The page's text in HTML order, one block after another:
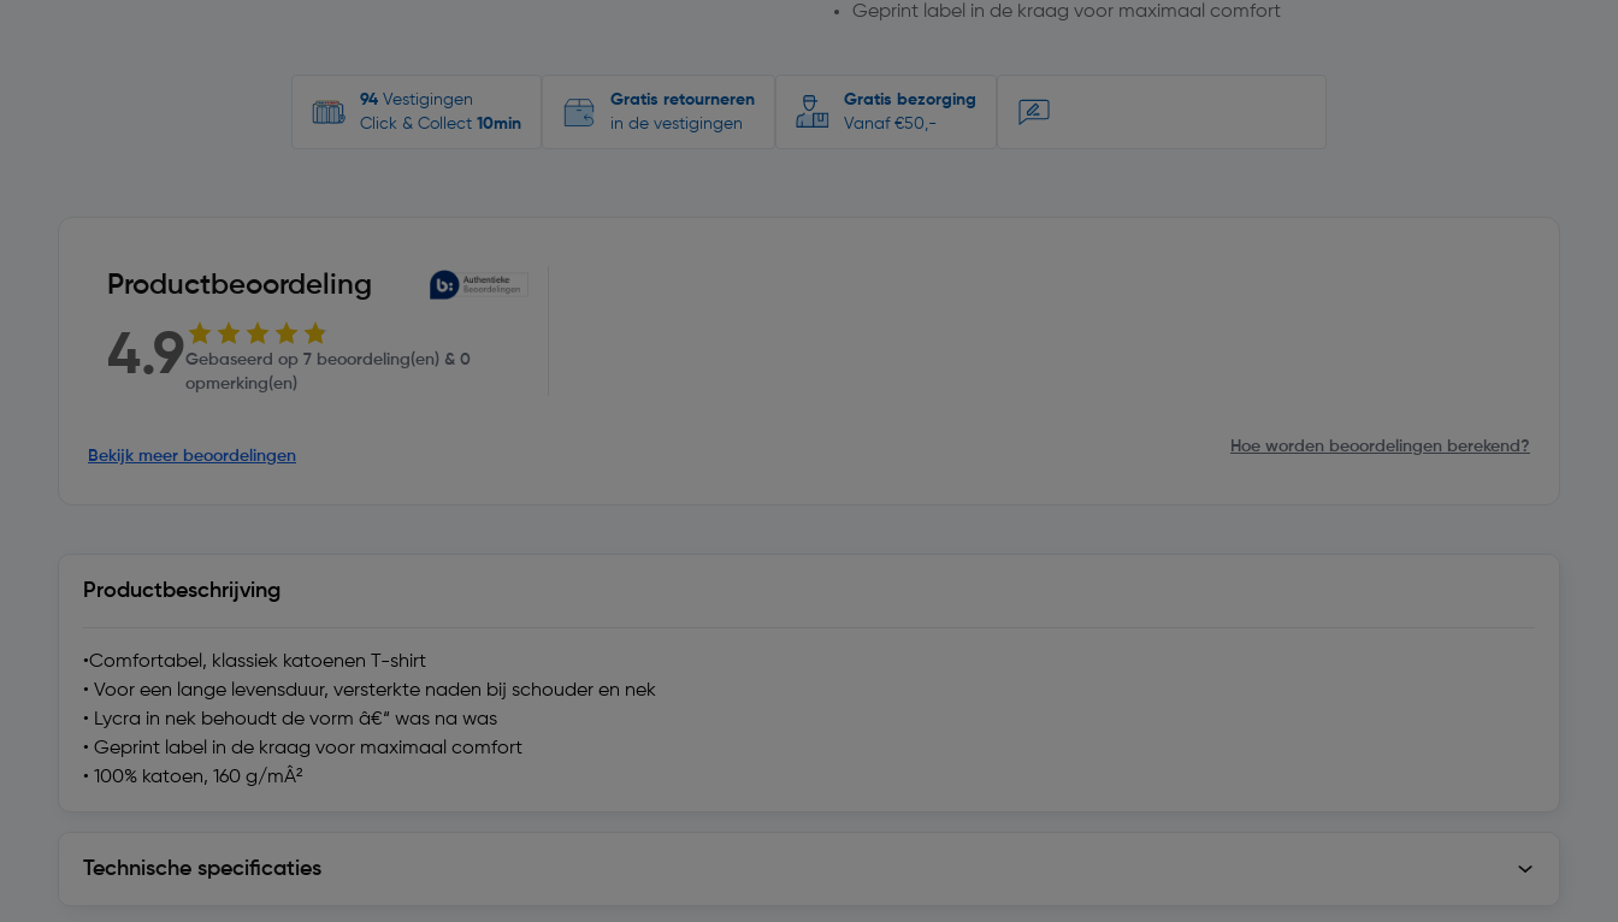
Geprint label in de kraag voor maximaal comfort
94 Vestigingen
Click & Collect 10min
Gratis retourneren
in de vestigingen
Gratis bezorging
Vanaf €50,-
Productbeoordeling
4.9Gebaseerd op 7 beoordeling(en) & 0
opmerking(en)
Bekijk meer beoordelingen
Hoe worden beoordelingen berekend?
Productbeschrijving
•Comfortabel, klassiek katoenen T-shirt
• Voor een lange levensduur, versterkte naden bij schouder en nek
• Lycra in nek behoudt de vorm â€“ was na was
• Geprint label in de kraag voor maximaal comfort
• 100% katoen, 160 g/mÂ²
Technische specificaties